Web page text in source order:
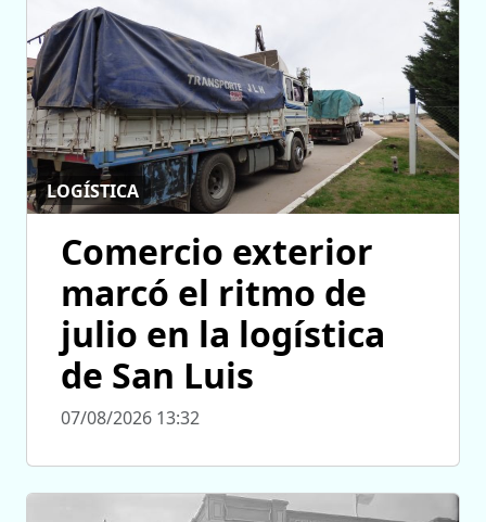
LOGÍSTICA
Comercio exterior
marcó el ritmo de
julio en la logística
de San Luis
07/08/2026 13:32